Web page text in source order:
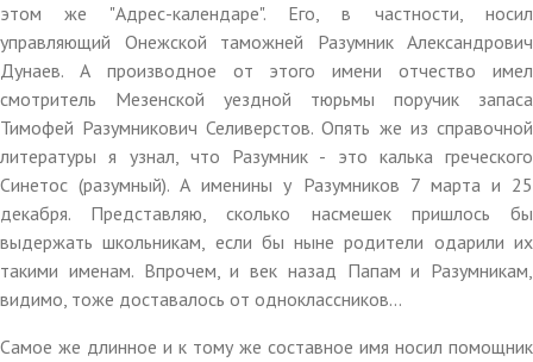
этом же "Адрес-календаре". Его, в частности, носил
управляющий Онежской таможней Разумник Александрович
Дунаев. А производное от этого имени отчество имел
смотритель Мезенской уездной тюрьмы поручик запаса
Тимофей Разумникович Селиверстов. Опять же из справочной
литературы я узнал, что Разумник - это калька греческого
Синетос (разумный). А именины у Разумников 7 марта и 25
декабря. Представляю, сколько насмешек пришлось бы
выдержать школьникам, если бы ныне родители одарили их
такими именам. Впрочем, и век назад Папам и Разумникам,
видимо, тоже доставалось от одноклассников...
Самое же длинное и к тому же составное имя носил помощник